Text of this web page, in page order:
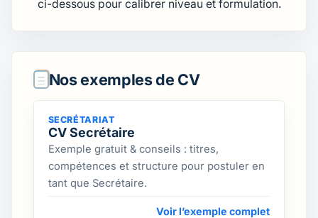
ci-dessous pour calibrer niveau et formulation.
Nos exemples de CV
SECRÉTARIAT
CV Secrétaire
Exemple gratuit & conseils : titres,
compétences et structure pour postuler en
tant que Secrétaire.
Voir l’exemple complet